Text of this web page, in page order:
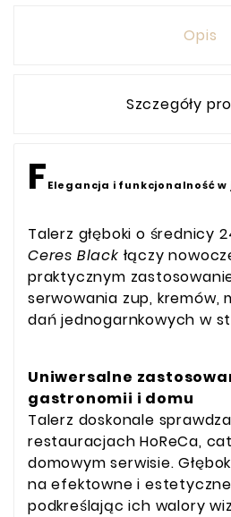
Opis
Szczegóły
FElegancja i funkcjonalność
Talerz głęboki o średnicy
Ceres Black łączy
praktycznym
serwowania zup, kremów,
dań jednogarnkowych w
Uniwersalne
gastronomii i domu
Talerz doskonale
restauracjach HoReCa,
domowym serwisie.
na efektowne i
podkreślając ich walory